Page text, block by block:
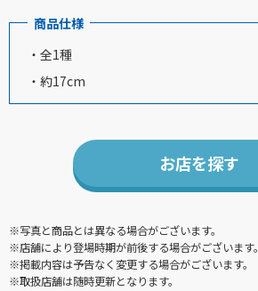
商品仕様
・全1種
・約17cm
お店を探す
※写真と商品とは異なる場合がございます。
※店舗により登場時期が前後する場合がございます。
※掲載内容は予告なく変更する場合がございます。
※取扱店舗は随時更新となります。